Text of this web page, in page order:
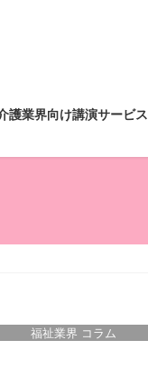
護業界向け講演サービス
福祉業界 コラム